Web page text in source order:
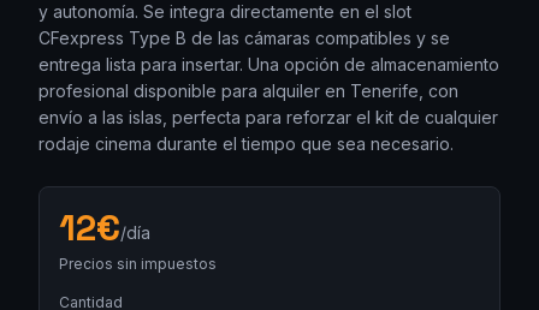
y autonomía. Se integra directamente en el slot
CFexpress Type B de las cámaras compatibles y se
entrega lista para insertar. Una opción de almacenamiento
profesional disponible para alquiler en Tenerife, con
envío a las islas, perfecta para reforzar el kit de cualquier
rodaje cinema durante el tiempo que sea necesario.
12€/día
Precios sin impuestos
Cantidad